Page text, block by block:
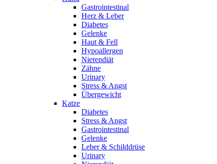
Gastrointestinal
Herz & Leber
Diabetes
Gelenke
Haut & Fell
Hypoallergen
Nierendiät
Zähne
Urinary
Stress & Angst
Übergewicht
Katze
Diabetes
Stress & Angst
Gastrointestinal
Gelenke
Leber & Schilddrüse
Urinary